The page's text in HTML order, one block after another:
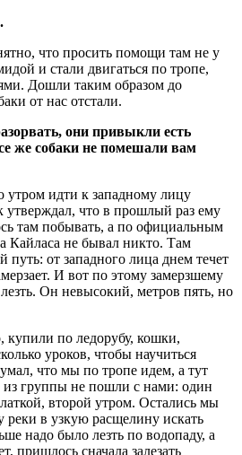
что просить помощи там не у
и стали двигаться по тропе,
Дошли таким образом до
от нас отстали.
они привыкли есть
же собаки не помешали вам
утром идти к западному лицу
что в прошлый раз ему
там побывать, а по официальным
Кайласа не бывал никто. Там
путь: от западного лица днем течет
И вот по этому замерзшему
Он невысокий, метров пять, но
по ледорубу, кошки,
уроков, чтобы научиться
что мы по тропе идем, а тут
из группы не пошли с нами: один
второй утром. Остались мы
в узкую расщелину искать
надо было лезть по водопаду, а
пришлось сначала залезать